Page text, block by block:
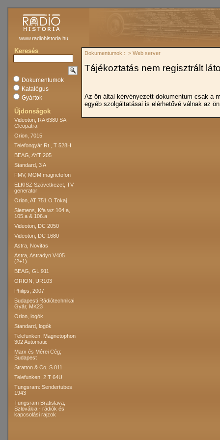
www.radiohistoria.hu
Keresés
Dokumentumok
Katalógus
Gyártok
Újdonságok
Videoton, RA 6380 SA
Cleopatra
Orion, 7015
Telefongyár Rt., T 528H
BEAG, AYT 205
Standard, 3 A
FMV, MOM magnetofon
ELKISZ Szövetkezet, TV
generator
Orion, AT 751 O Tokaj
Siemens, Kfa wz 104.a,
105.a & 106.a
Videoton, DC 2050
Videoton, DC 1680
Astra, Novitas
Astra, Astradyn V405
(2+1)
BEAG, GL 911
ORION, UR103
Philips, 2007
Budapesti Rádiótechnikai
Gyár, MK23
Orion, logók
Standard, logók
Telefunken, Magnetophon
302 Automatic
Marx és Mérei Cég;
Budapest
Stratton & Co, S 811
Telefunken, 2 T 64U
Tungsram: Sendertubes
1943
Tungsram Bratislava,
Szlovákia - rádiók és
kapcsolási rajzok
Tájékoztatás nem regisztrált
Az ön által kérvényezett dokumentum csak a
egyéb szolgáltatásai is elérhetővé válnak az
Dokumentumok :: > Web server